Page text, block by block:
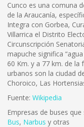
Cunco es una comuna
de la Araucanía,
Integra con Gorbea,
Villarrica el Distrito
Circunscripción
mapuche significa
60 Km. y a 77 km. de la
urbanos son la ciudad
Choroico, Las
Fuente: Wikipedia
Empresas de buses
Bus, Narbus y otras